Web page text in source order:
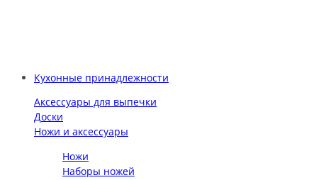
Кухонные принадлежности
Аксессуары для выпечки
Доски
Ножи и аксессуары
Ножи
Наборы ножей